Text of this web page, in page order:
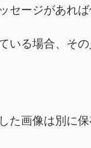
セージがあれば
いる場合、そ
た画像は別に保